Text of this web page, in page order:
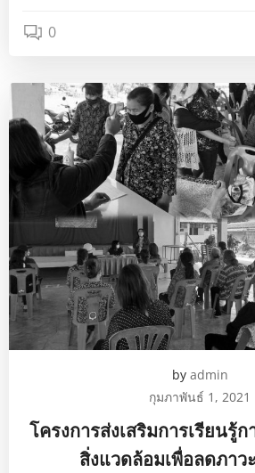
0
by admin
กุมภาพันธ์ 1, 2021
โครงการส่งเสริมการเรียนรู้
สิ่งแวดล้อมเพื่อลดภาว